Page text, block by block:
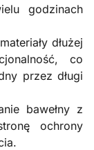
godzinach
dłużej
co
przez długi
bawełny z
ochrony